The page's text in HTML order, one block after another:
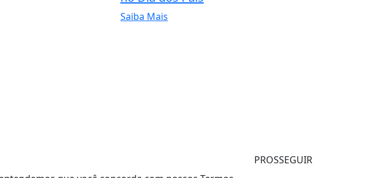
Saiba Mais
PROSSEGUIR